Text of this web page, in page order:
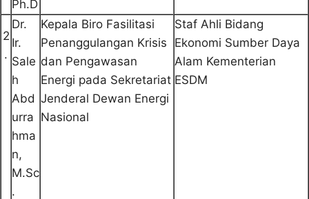
Ph.D
2
.
Dr.
Ir.
Sale
h
Abd
urra
hma
n,
M.Sc
.
Kepala Biro Fasilitasi
Penanggulangan Krisis
dan Pengawasan
Energi pada Sekretariat
Jenderal Dewan Energi
Nasional
Staf Ahli Bidang
Ekonomi Sumber Daya
Alam Kementerian
ESDM